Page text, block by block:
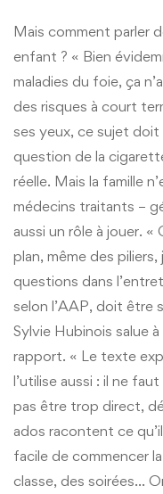
Mais comment parler
enfant ? « Bien
maladies du foie, ça
des risques à court
ses yeux, ce sujet doit
question de la
réelle. Mais la famille
médecins traitants –
aussi un rôle à jouer.
plan, même des
questions dans
selon l’AAP, doit être
Sylvie Hubinois salue
rapport. « Le texte
l’utilise aussi : il ne
pas être trop direct,
ados racontent ce
facile de commencer
classe, des soirées…